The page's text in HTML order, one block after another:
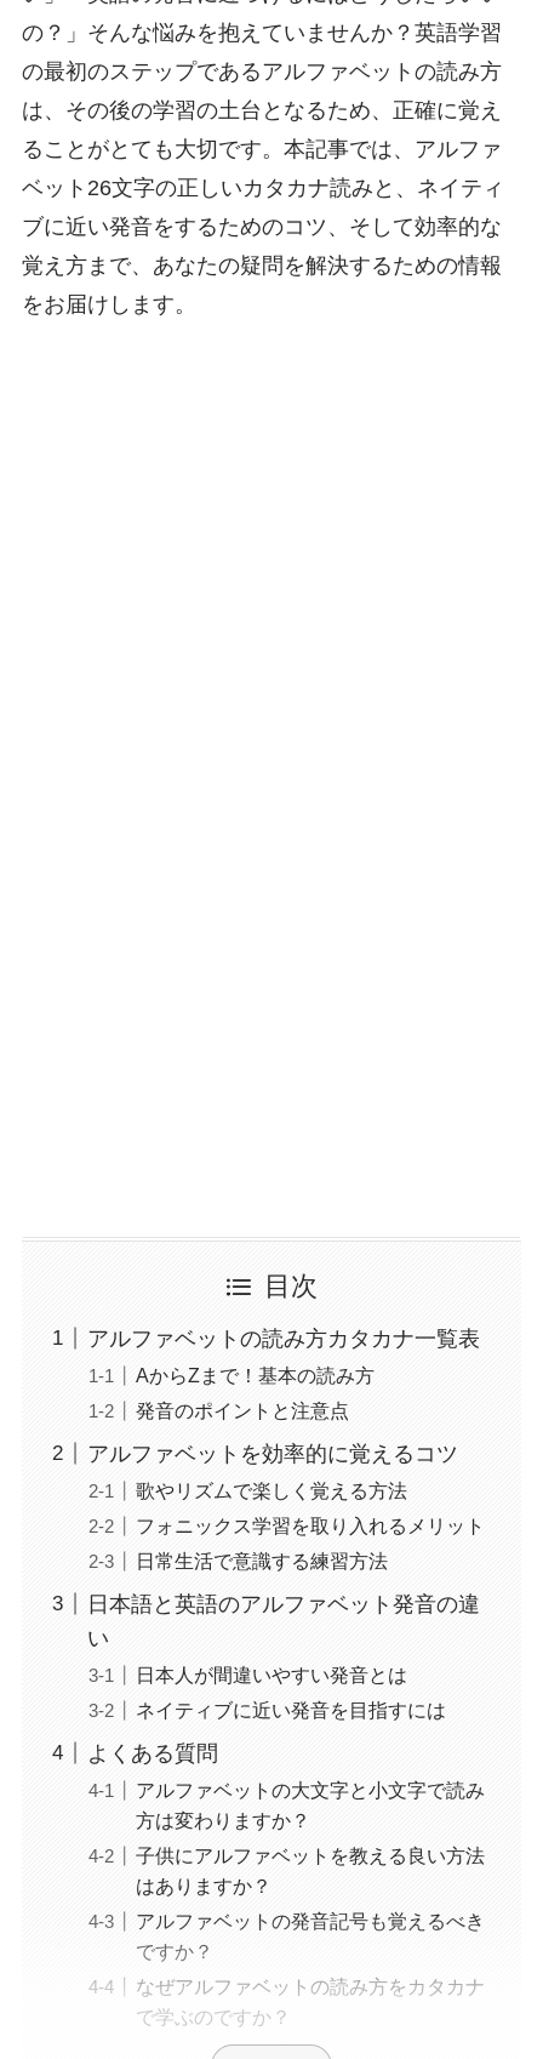
の？」そんな悩みを抱えていませんか？英語学習
の最初のステップであるアルファベットの読み方
は、その後の学習の土台となるため、正確に覚え
ることがとても大切です。本記事では、アルファ
ベット26文字の正しいカタカナ読みと、ネイティ
ブに近い発音をするためのコツ、そして効率的な
覚え方まで、あなたの疑問を解決するための情報
をお届けします。
目次
アルファベットの読み方カタカナ一覧表
AからZまで！基本の読み方
発音のポイントと注意点
アルファベットを効率的に覚えるコツ
歌やリズムで楽しく覚える方法
フォニックス学習を取り入れるメリット
日常生活で意識する練習方法
日本語と英語のアルファベット発音の違
い
日本人が間違いやすい発音とは
ネイティブに近い発音を目指すには
よくある質問
アルファベットの大文字と小文字で読み
方は変わりますか？
子供にアルファベットを教える良い方法
はありますか？
アルファベットの発音記号も覚えるべき
ですか？
なぜアルファベットの読み方をカタカナ
で学ぶのですか？